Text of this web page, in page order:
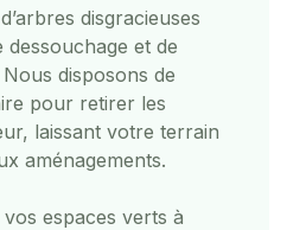
disgracieuses
et de
disposons de
pour retirer les
laissant votre terrain
aménagements.
espaces verts à